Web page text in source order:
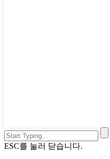
ESC를 눌러 닫습니다.